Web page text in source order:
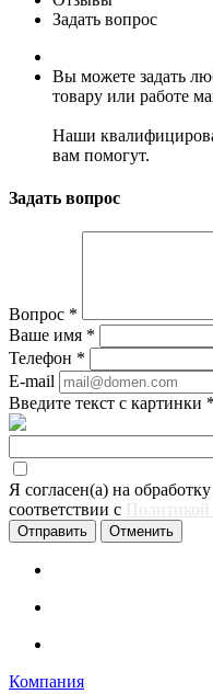
Задать вопрос
Вы можете задать
товару или работе
Наши
вам помогут.
Задать вопрос
Вопрос *
Ваше имя *
Телефон *
E-mail
Введите текст с картинки *
Я согласен(а) на
соответствии с Политикой
Отменить
Компания